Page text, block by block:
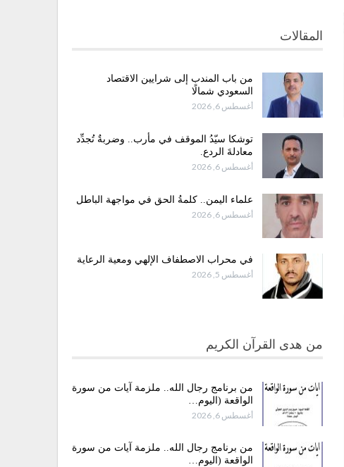
المقالات
من باب المندب إلى شرايين الاقتصاد
السعودي شمالًا
أغسطس 6, 2026
توشكا سيّدُ الموقف في مأرب.. وضربةٌ تُجدِّد
معادلةَ الردع.
أغسطس 6, 2026
علماء اليمن.. كلمةُ الحق في مواجهة الباطل
أغسطس 6, 2026
في محراب الاصطفاف الإلهي ومعية الرعاية
أغسطس 5, 2026
من هدى القرآن الكريم
من برنامج رجال الله.. ملزمة آيات من سورة
الواقعة (اليوم…
أغسطس 6, 2026
من برنامج رجال الله.. ملزمة آيات من سورة
الواقعة (اليوم…